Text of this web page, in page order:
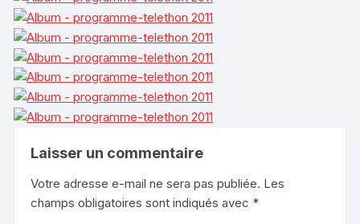
Laisser un commentaire
Votre adresse e-mail ne sera pas publiée. Les
champs obligatoires sont indiqués avec *